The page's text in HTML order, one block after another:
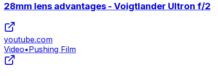
28mm lens advantages - Voigtlander Ultron f/2
youtube.com
Video•Pushing Film